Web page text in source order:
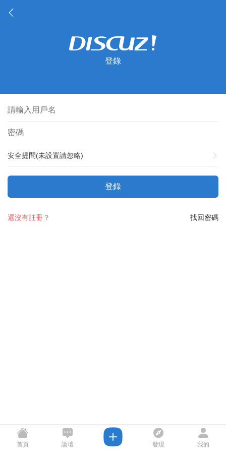
登錄
安全提問(未設置請忽略)
登錄
找回密碼
還沒有註冊？
首頁 論壇 發現 我的